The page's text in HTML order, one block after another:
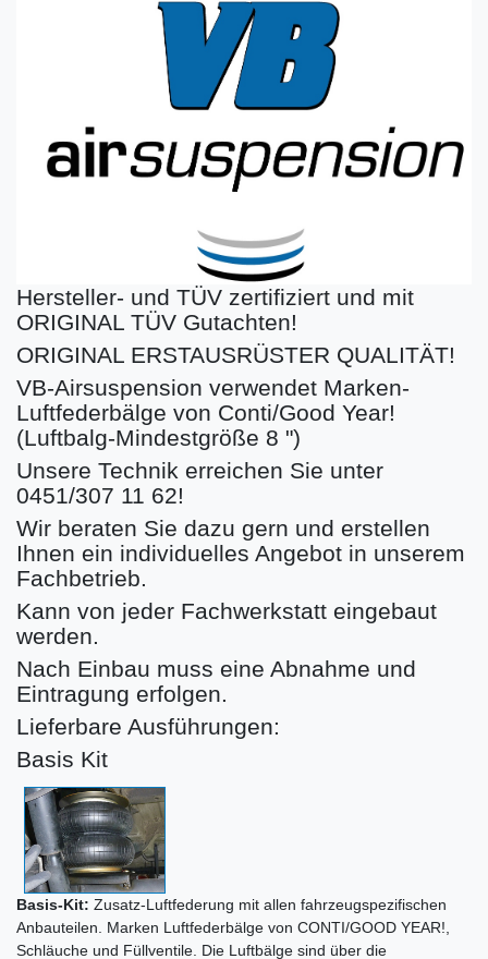
Hersteller- und TÜV zertifiziert und mit
ORIGINAL TÜV Gutachten!
ORIGINAL ERSTAUSRÜSTER QUALITÄT!
VB-Airsuspension verwendet Marken-
Luftfederbälge von Conti/Good Year!
(Luftbalg-Mindestgröße 8 ")
Unsere Technik erreichen Sie unter
0451/307 11 62!
Wir beraten Sie dazu gern und erstellen
Ihnen ein individuelles Angebot in unserem
Fachbetrieb.
Kann von jeder Fachwerkstatt eingebaut
werden.
Nach Einbau muss eine Abnahme und
Eintragung erfolgen.
Lieferbare Ausführungen:
Basis Kit
Basis-Kit: Zusatz-Luftfederung mit allen fahrzeugspezifischen
Anbauteilen. Marken Luftfederbälge von CONTI/GOOD YEAR!,
Schläuche und Füllventile. Die Luftbälge sind über die